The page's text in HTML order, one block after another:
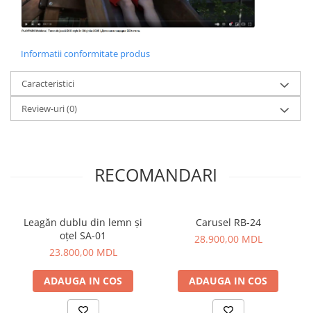
Informatii conformitate produs
Caracteristici
Review-uri(0)
RECOMANDARI
Leagăn dublu din lemn și
oțel SA-01
23.800,00 MDL
ADAUGA IN COS
Carusel RB-24
28.900,00 MDL
ADAUGA IN COS